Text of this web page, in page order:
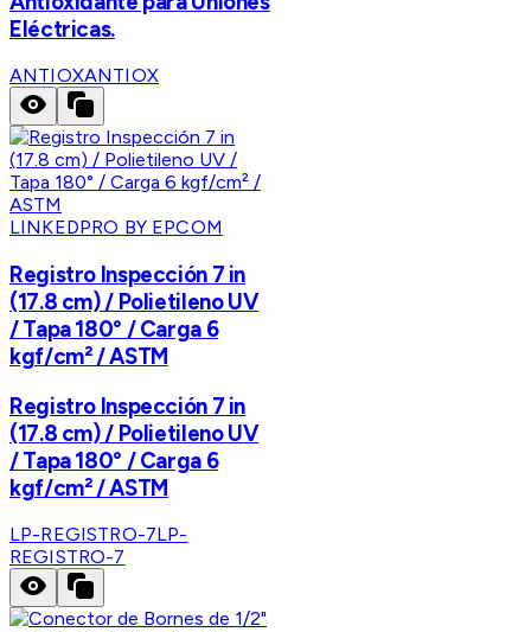
Eléctricas.
ANTIOXANTIOX
LINKEDPRO BY EPCOM
Registro Inspección 7 in
(17.8 cm) / Polietileno UV
/ Tapa 180° / Carga 6
kgf/cm² / ASTM
Registro Inspección 7 in
(17.8 cm) / Polietileno UV
/ Tapa 180° / Carga 6
kgf/cm² / ASTM
LP-REGISTRO-7LP-
REGISTRO-7